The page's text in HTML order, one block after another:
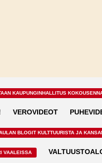
KAUPUNGINHALLITUS
VEROVIDEOT
BLOGIT KULTTUURISTA JA
VAALEISSA